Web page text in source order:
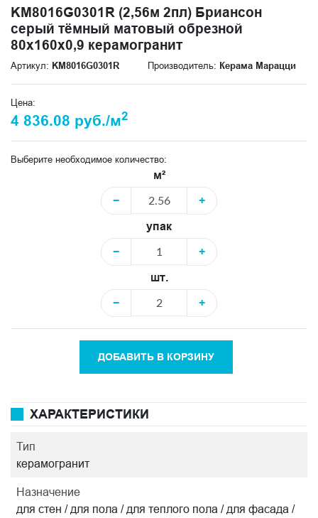
KM8016G0301R (2,56м 2пл) Бриансон
серый тёмный матовый обрезной
80x160x0,9 керамогранит
Артикул: KM8016G0301R Производитель: Керама Марацци
Цена:
4 836.08 руб./м2
Выберите необходимое количество:
м²
−
+
упак
−
+
шт.
−
+
ДОБАВИТЬ В КОРЗИНУ
ХАРАКТЕРИСТИКИ
Тип
керамогранит
Назначение
для стен / для пола / для теплого пола / для фасада /